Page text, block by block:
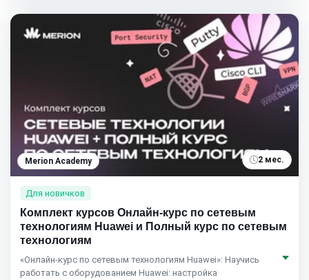
Merion Academy 2 мес.
Для новичков
Комплект курсов Онлайн-курс по сетевым
технологиям Huawei и Полный курс по сетевым
технологиям
«Онлайн-курс по сетевым технологиям Huawei»: Научись
работать с оборудованием Huawei: настройка